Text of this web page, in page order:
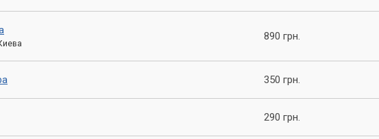
и мы с радостью поможем вам восстановить работу вашего
услуги по ремонту компьютеров с выездом на дом, гарантируя
890 грн.
350 грн.
290 грн.